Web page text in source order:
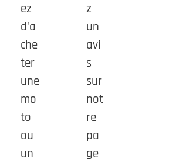
ez
d'a
che
ter
une
mo
to
ou
un
z
un
avi
s
sur
not
re
pa
ge